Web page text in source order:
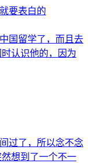
要表白的
国留学了，而且去
认识他的，因为
过了，所以念不念
想到了一个不一